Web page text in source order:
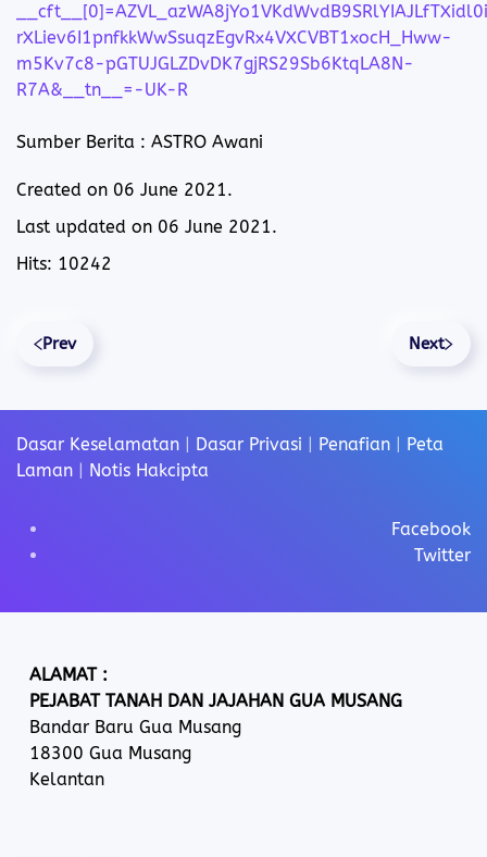
rXLiev6I1pnfkkWwSsuqzEgvRx4VXCVBT1xocH_Hww-
m5Kv7c8-pGTUJGLZDvDK7gjRS29Sb6KtqLA8N-
R7A&__tn__=-UK-R
Sumber Berita : ASTRO Awani
Created on 06 June 2021.
Last updated on 06 June 2021.
Hits: 10242
Prev Next
Dasar Keselamatan Dasar Privasi Penafian
Peta
Laman
Notis Hakcipta
Facebook
Twitter
ALAMAT :
PEJABAT TANAH DAN JAJAHAN GUA MUSANG
Bandar Baru Gua Musang
18300 Gua Musang
Kelantan